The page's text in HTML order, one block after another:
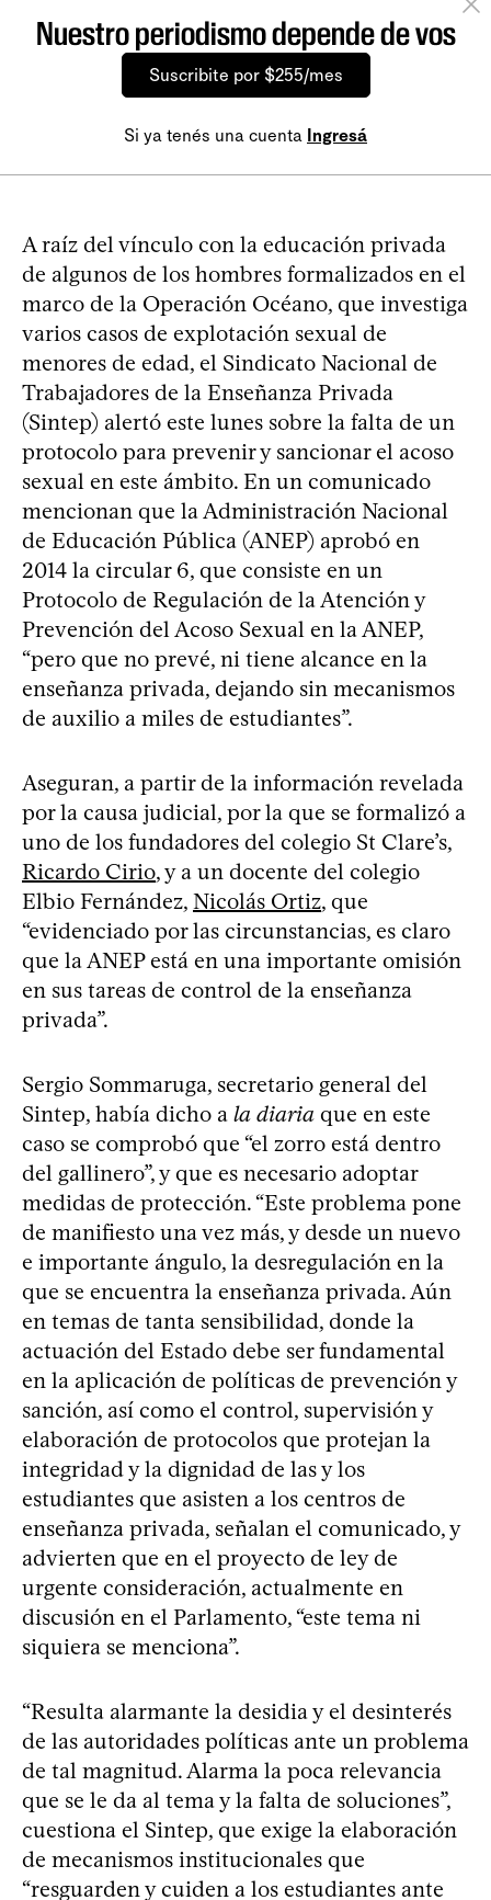
Nuestro periodismo depende de vos
Suscribite por $255/mes
Si ya tenés una cuenta Ingresá
A raíz del vínculo con la educación privada
de algunos de los hombres formalizados en el
marco de la Operación Océano, que investiga
varios casos de explotación sexual de
menores de edad, el Sindicato Nacional de
Trabajadores de la Enseñanza Privada
(Sintep) alertó este lunes sobre la falta de un
protocolo para prevenir y sancionar el acoso
sexual en este ámbito. En un comunicado
mencionan que la Administración Nacional
de Educación Pública (ANEP) aprobó en
2014 la circular 6, que consiste en un
Protocolo de Regulación de la Atención y
Prevención del Acoso Sexual en la ANEP,
“pero que no prevé, ni tiene alcance en la
enseñanza privada, dejando sin mecanismos
de auxilio a miles de estudiantes”.
Aseguran, a partir de la información revelada
por la causa judicial, por la que se formalizó a
uno de los fundadores del colegio St Clare’s,
Ricardo Cirio, y a un docente del colegio
Elbio Fernández, Nicolás Ortiz, que
“evidenciado por las circunstancias, es claro
que la ANEP está en una importante omisión
en sus tareas de control de la enseñanza
privada”.
Sergio Sommaruga, secretario general del
Sintep, había dicho a la diaria que en este
caso se comprobó que “el zorro está dentro
del gallinero”, y que es necesario adoptar
medidas de protección. “Este problema pone
de manifiesto una vez más, y desde un nuevo
e importante ángulo, la desregulación en la
que se encuentra la enseñanza privada. Aún
en temas de tanta sensibilidad, donde la
actuación del Estado debe ser fundamental
en la aplicación de políticas de prevención y
sanción, así como el control, supervisión y
elaboración de protocolos que protejan la
integridad y la dignidad de las y los
estudiantes que asisten a los centros de
enseñanza privada, señalan el comunicado, y
advierten que en el proyecto de ley de
urgente consideración, actualmente en
discusión en el Parlamento, “este tema ni
siquiera se menciona”.
“Resulta alarmante la desidia y el desinterés
de las autoridades políticas ante un problema
de tal magnitud. Alarma la poca relevancia
que se le da al tema y la falta de soluciones”,
cuestiona el Sintep, que exige la elaboración
de mecanismos institucionales que
“resguarden y cuiden a los estudiantes ante